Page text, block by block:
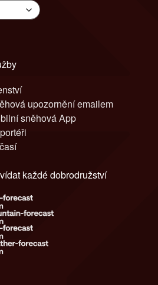
upozornění emailem
sněhová App
každé dobrodružství